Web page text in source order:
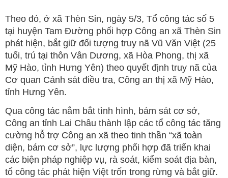
Theo đó, ở xã Thèn Sin, ngày 5/3, Tổ công tác số 5
tại huyện Tam Đường phối hợp Công an xã Thèn Sin
phát hiện, bắt giữ đối tượng truy nã Vũ Văn Việt (25
tuổi, trú tại thôn Vân Dương, xã Hòa Phong, thị xã
Mỹ Hào, tỉnh Hưng Yên) theo quyết định truy nã của
Cơ quan Cảnh sát điều tra, Công an thị xã Mỹ Hào,
tỉnh Hưng Yên.
Qua công tác nắm bắt tình hình, bám sát cơ sở,
Công an tỉnh Lai Châu thành lập các tổ công tác tăng
cường hỗ trợ Công an xã theo tinh thần “xã toàn
diện, bám cơ sở”, lực lượng phối hợp đã triển khai
các biện pháp nghiệp vụ, rà soát, kiểm soát địa bàn,
tổ công tác phát hiện Việt trốn trong rừng và bắt giữ.